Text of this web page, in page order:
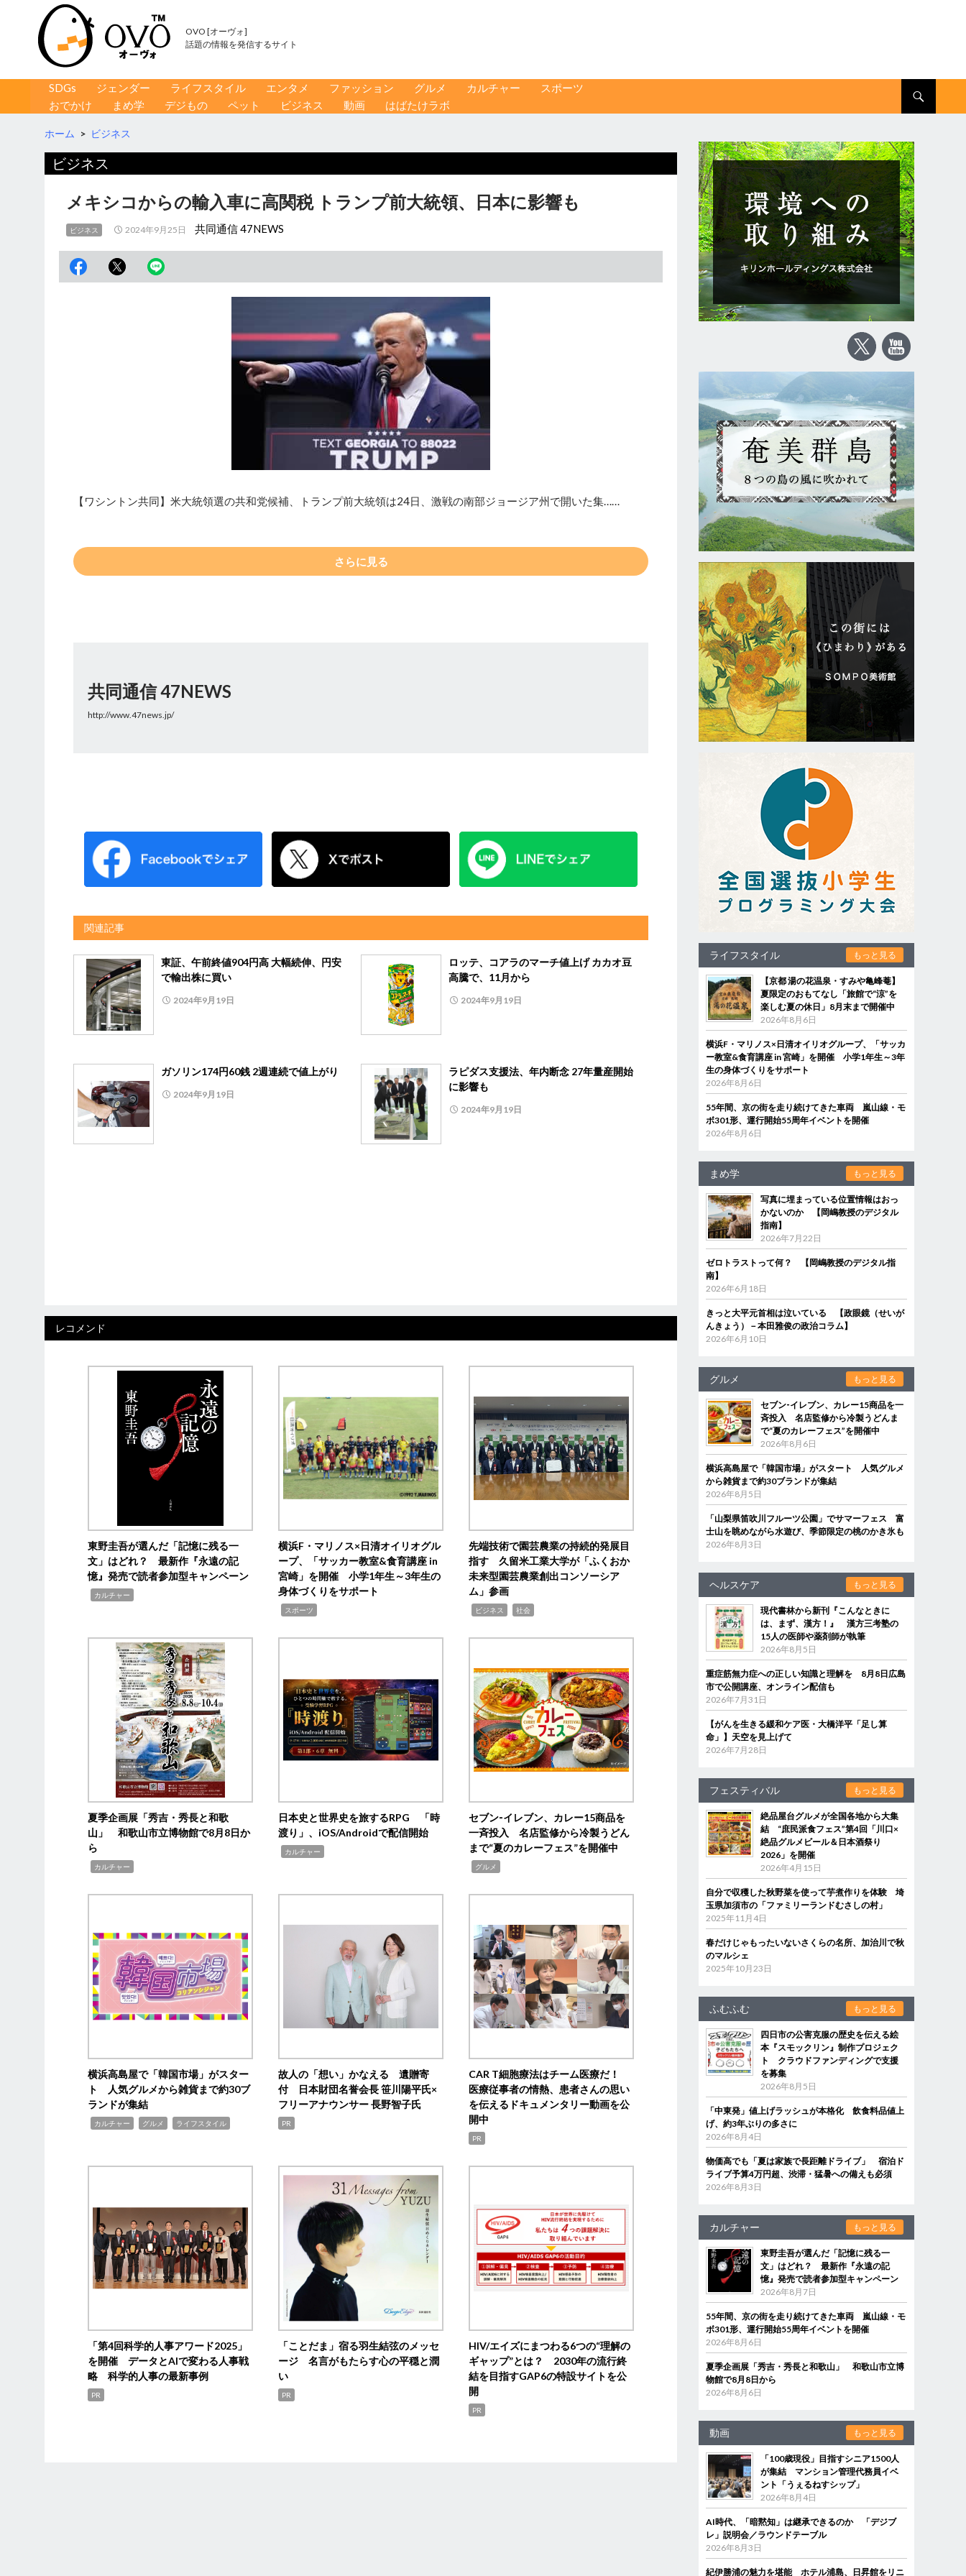
OVO [オーヴォ]
話題の情報を発信するサイト
コンテンツへ移動
SDGs ジェンダー ライフスタイル エンタメ ファッション グルメ カルチャー
スポーツ
おでかけ
まめ学 デジもの ペット ビジネス 動画 はばたけラボ
ホーム > ビジネス
ビジネス
メキシコからの輸入車に高関税 トランプ前大統領、日本に影響も
ビジネス 2024年9月25日 共同通信 47NEWS
【ワシントン共同】米大統領選の共和党候補、トランプ前大統領は24日、激戦の南部ジョージア州で開いた集……
さらに見る
共同通信 47NEWS
http://www.47news.jp/
関連記事
東証、午前終値904円高 大幅続伸、円安
で輸出株に買い
2024年9月19日
ロッテ、コアラのマーチ値上げ カカオ豆
高騰で、11月から
2024年9月19日
ガソリン174円60銭 2週連続で値上がり
2024年9月19日
ラピダス支援法、年内断念 27年量産開始
に影響も
2024年9月19日
レコメンド
東野圭吾が選んだ「記憶に残る一
文」はどれ？ 最新作『永遠の記
憶』発売で読者参加型キャンペーン
カルチャー
横浜F・マリノス×日清オイリオグル
ープ、「サッカー教室&食育講座 in
宮崎」を開催 小学1年生～3年生の
身体づくりをサポート
スポーツ
先端技術で園芸農業の持続的発展目
指す 久留米工業大学が「ふくおか
未来型園芸農業創出コンソーシア
ム」参画
ビジネス 社会
夏季企画展「秀吉・秀長と和歌
山」 和歌山市立博物館で8月8日か
ら
カルチャー
日本史と世界史を旅するRPG 「時
渡り」、iOS/Androidで配信開始
カルチャー
セブン‐イレブン、カレー15商品を
一斉投入 名店監修から冷製うどん
まで“夏のカレーフェス”を開催中
グルメ
横浜高島屋で「韓国市場」がスター
ト 人気グルメから雑貨まで約30ブ
ランドが集結
カルチャー グルメ ライフスタイル
故人の「想い」かなえる 遺贈寄
付 日本財団名誉会長 笹川陽平氏×
フリーアナウンサー 長野智子氏
PR
CAR T細胞療法はチーム医療だ！
医療従事者の情熱、患者さんの思い
を伝えるドキュメンタリー動画を公
開中
PR
「第4回科学的人事アワード2025」
を開催 データとAIで変わる人事戦
略 科学的人事の最新事例
PR
「ことだま」宿る羽生結弦のメッセ
ージ 名言がもたらす心の平穏と潤
い
PR
HIV/エイズにまつわる6つの“理解の
ギャップ”とは？ 2030年の流行終
結を目指すGAP6の特設サイトを公
開
PR
ライフスタイル もっと見る
【京都 湯の花温泉・すみや亀峰菴】
夏限定のおもてなし「旅館で“涼”を
楽しむ夏の休日」8月末まで開催中
2026年8月6日
横浜F・マリノス×日清オイリオグループ、「サッカ
ー教室&食育講座 in 宮崎」を開催 小学1年生～3年
生の身体づくりをサポート
2026年8月6日
55年間、京の街を走り続けてきた車両 嵐山線・モ
ボ301形、運行開始55周年イベントを開催
2026年8月6日
まめ学 もっと見る
写真に埋まっている位置情報はおっ
かないのか 【岡嶋教授のデジタル
指南】
2026年7月22日
ゼロトラストって何？ 【岡嶋教授のデジタル指
南】
2026年6月18日
きっと大平元首相は泣いている 【政眼鏡（せいが
んきょう）－本田雅俊の政治コラム】
2026年6月10日
グルメ もっと見る
セブン‐イレブン、カレー15商品を一
斉投入 名店監修から冷製うどんま
で“夏のカレーフェス”を開催中
2026年8月6日
横浜高島屋で「韓国市場」がスタート 人気グルメ
から雑貨まで約30ブランドが集結
2026年8月5日
「山梨県笛吹川フルーツ公園」でサマーフェス 富
士山を眺めながら水遊び、季節限定の桃のかき氷も
2026年8月3日
ヘルスケア もっと見る
現代書林から新刊『こんなときに
は、まず、漢方！』 漢方三考塾の
15人の医師や薬剤師が執筆
2026年8月5日
重症筋無力症への正しい知識と理解を 8月8日広島
市で公開講座、オンライン配信も
2026年7月31日
【がんを生きる緩和ケア医・大橋洋平「足し算
命」】天空を見上げて
2026年7月28日
フェスティバル もっと見る
絶品屋台グルメが全国各地から大集
結 “庶民派食フェス”第4回「川口×
絶品グルメビール＆日本酒祭り
2026」を開催
2026年4月15日
自分で収穫した秋野菜を使って芋煮作りを体験 埼
玉県加須市の「ファミリーランドむさしの村」
2025年11月4日
春だけじゃもったいないさくらの名所、加治川で秋
のマルシェ
2025年10月23日
ふむふむ もっと見る
四日市の公害克服の歴史を伝える絵
本『スモックリン』制作プロジェク
ト クラウドファンディングで支援
を募集
2026年8月5日
「中東発」値上げラッシュが本格化 飲食料品値上
げ、約3年ぶりの多さに
2026年8月4日
物価高でも「夏は家族で長距離ドライブ」 宿泊ド
ライブ予算4万円超、渋滞・猛暑への備えも必須
2026年8月3日
カルチャー もっと見る
東野圭吾が選んだ「記憶に残る一
文」はどれ？ 最新作『永遠の記
憶』発売で読者参加型キャンペーン
2026年8月7日
55年間、京の街を走り続けてきた車両 嵐山線・モ
ボ301形、運行開始55周年イベントを開催
2026年8月6日
夏季企画展「秀吉・秀長と和歌山」 和歌山市立博
物館で8月8日から
2026年8月6日
動画 もっと見る
「100歳現役」目指すシニア1500人
が集結 マンション管理代務員イベ
ント「うぇるねすシップ」
2026年8月4日
AI時代、「暗黙知」は継承できるのか 「デジブ
レ」説明会／ラウンドテーブル
2026年8月3日
紀伊勝浦の魅力を堪能 ホテル浦島、日昇館をリニ